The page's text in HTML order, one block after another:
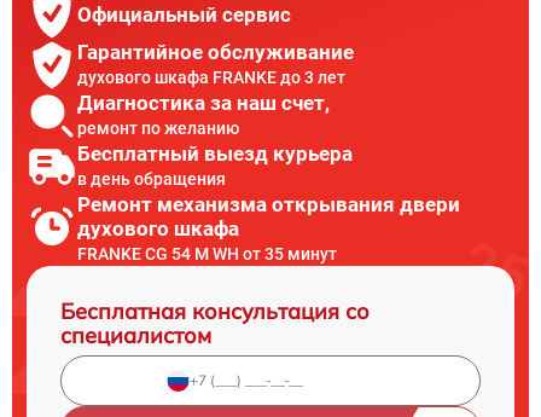
Официальный сервис
Гарантийное обслуживание
духового шкафа FRANKE до 3 лет
Диагностика за наш счет,
ремонт по желанию
Бесплатный выезд курьера
в день обращения
Ремонт механизма открывания двери
духового шкафа
FRANKE CG 54 M WH от 35 минут
Бесплатная консультация со
специалистом